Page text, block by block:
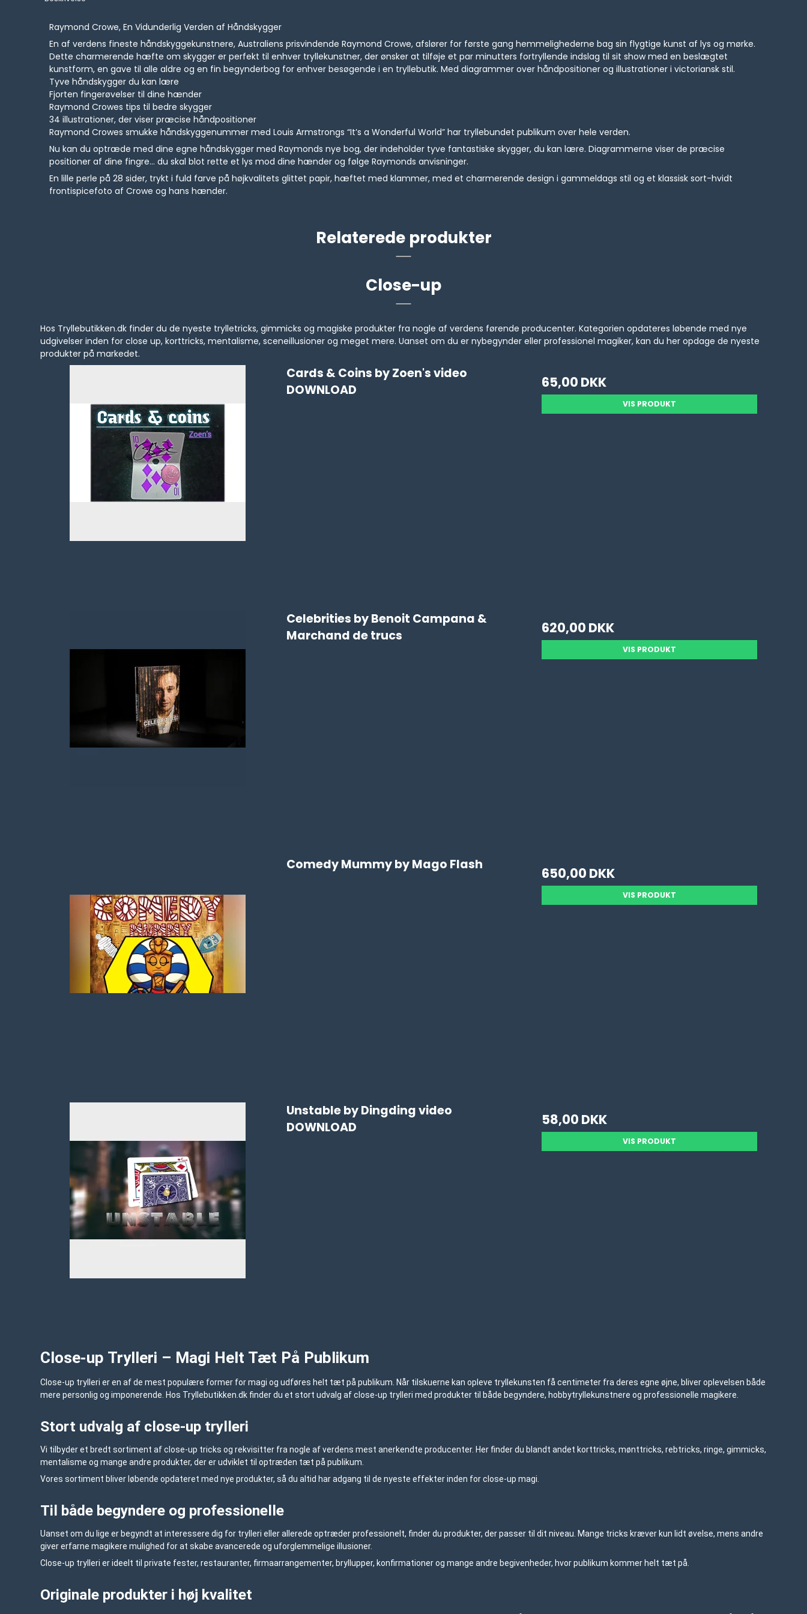
Raymond Crowe, En Vidunderlig Verden af Håndskygger
En af verdens fineste håndskyggekunstnere, Australiens prisvindende Raymond Crowe, afslører for første gang hemmelighederne bag sin flygtige kunst af lys og mørke.
Dette charmerende hæfte om skygger er perfekt til enhver tryllekunstner, der ønsker at tilføje et par minutters fortryllende indslag til sit show med en beslægtet
kunstform, en gave til alle aldre og en fin begynderbog for enhver besøgende i en tryllebutik. Med diagrammer over håndpositioner og illustrationer i victoriansk stil.
Tyve håndskygger du kan lære
Fjorten fingerøvelser til dine hænder
Raymond Crowes tips til bedre skygger
34 illustrationer, der viser præcise håndpositioner
Raymond Crowes smukke håndskyggenummer med Louis Armstrongs “It’s a Wonderful World” har tryllebundet publikum over hele verden.
Nu kan du optræde med dine egne håndskygger med Raymonds nye bog, der indeholder tyve fantastiske skygger, du kan lære. Diagrammerne viser de præcise
positioner af dine fingre… du skal blot rette et lys mod dine hænder og følge Raymonds anvisninger.
En lille perle på 28 sider, trykt i fuld farve på højkvalitets glittet papir, hæftet med klammer, med et charmerende design i gammeldags stil og et klassisk sort-hvidt
frontispicefoto af Crowe og hans hænder.
Relaterede produkter
Close-up
Hos Tryllebutikken.dk finder du de nyeste trylletricks, gimmicks og magiske produkter fra nogle af verdens førende producenter. Kategorien opdateres løbende med nye
udgivelser inden for close up, korttricks, mentalisme, sceneillusioner og meget mere. Uanset om du er nybegynder eller professionel magiker, kan du her opdage de nyeste
produkter på markedet.
Cards & Coins by Zoen's video
DOWNLOAD
65,00 DKK
VIS PRODUKT
Celebrities by Benoit Campana &
Marchand de trucs
620,00 DKK
VIS PRODUKT
Comedy Mummy by Mago Flash
650,00 DKK
VIS PRODUKT
Unstable by Dingding video
DOWNLOAD
58,00 DKK
VIS PRODUKT
Close-up Trylleri – Magi Helt Tæt På Publikum
Close-up trylleri er en af de mest populære former for magi og udføres helt tæt på publikum. Når tilskuerne kan opleve tryllekunsten få centimeter fra deres egne øjne, bliver oplevelsen både
mere personlig og imponerende. Hos Tryllebutikken.dk finder du et stort udvalg af close-up trylleri med produkter til både begyndere, hobbytryllekunstnere og professionelle magikere.
Stort udvalg af close-up trylleri
Vi tilbyder et bredt sortiment af close-up tricks og rekvisitter fra nogle af verdens mest anerkendte producenter. Her finder du blandt andet korttricks, mønttricks, rebtricks, ringe, gimmicks,
mentalisme og mange andre produkter, der er udviklet til optræden tæt på publikum.
Vores sortiment bliver løbende opdateret med nye produkter, så du altid har adgang til de nyeste effekter inden for close-up magi.
Til både begyndere og professionelle
Uanset om du lige er begyndt at interessere dig for trylleri eller allerede optræder professionelt, finder du produkter, der passer til dit niveau. Mange tricks kræver kun lidt øvelse, mens andre
giver erfarne magikere mulighed for at skabe avancerede og uforglemmelige illusioner.
Close-up trylleri er ideelt til private fester, restauranter, firmaarrangementer, bryllupper, konfirmationer og mange andre begivenheder, hvor publikum kommer helt tæt på.
Originale produkter i høj kvalitet